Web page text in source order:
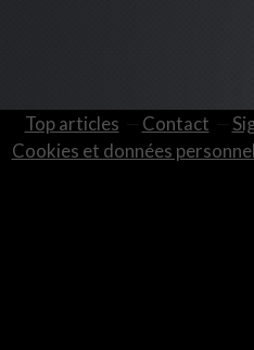
Top articles Contact
Cookies et données